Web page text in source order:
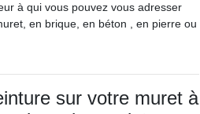
à qui vous pouvez vous adresser
en brique, en béton , en pierre ou
sur votre muret à